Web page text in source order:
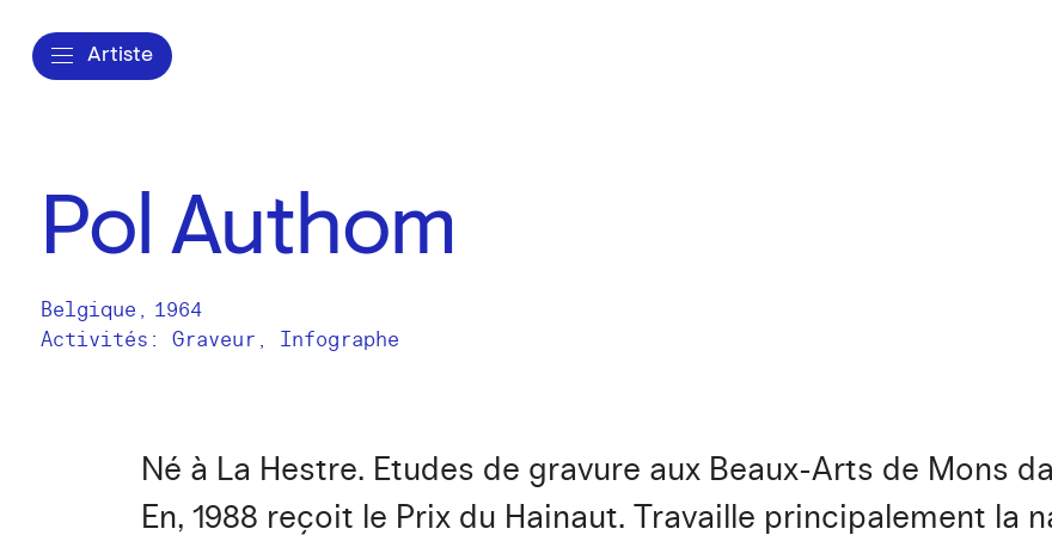
Artiste
Pol Authom
Belgique , 1964
Activités: Graveur Infographe
Né à La Hestre. Etudes de gravure aux Beaux-Arts de Mons
En, 1988 reçoit le Prix du Hainaut. Travaille principalement la